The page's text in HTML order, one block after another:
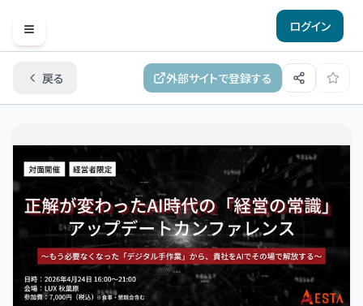
Open menu
ログイン
戻る 外部サイトで登録する